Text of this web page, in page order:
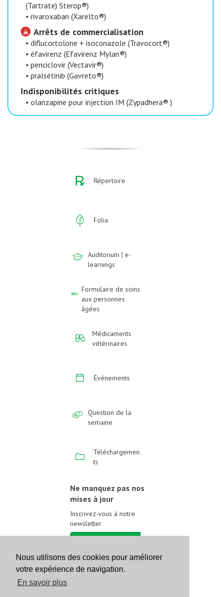
Nous utilisons des cookies pour améliorer
votre expérience de navigation.
En savoir plus
(Tartrate) Sterop®)
• rivaroxaban (Xarelto®)
Arrêts de commercialisation
• diflucortolone + isoconazole (Travocort®)
• éfavirenz (Efavirenz Mylan®)
• penciclovir (Vectavir®)
• pralsétinib (Gavreto®)
​Indisponibilités critiques
• olanzapine pour injection IM (Zypadhera® )
Répertoire
Folia
Auditorium | e-
learnings
Formulaire de soins
aux personnes
âgées
Médicaments
vétérinaires
Événements
Question de la
semaine
Téléchargemen
ts
Ne manquez pas nos
mises à jour
Inscrivez-vous à notre
newsletter
Suivez-nous sur les